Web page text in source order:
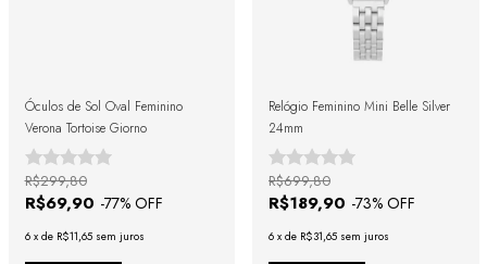
Óculos de Sol Oval Feminino
Verona Tortoise Giorno
R$69,90 -77% OFF
R$299,80
6 x de R$11,65 sem juros
Relógio Feminino Mini Belle Silver
24mm
R$189,90 -73% OFF
R$699,80
6 x de R$31,65 sem juros